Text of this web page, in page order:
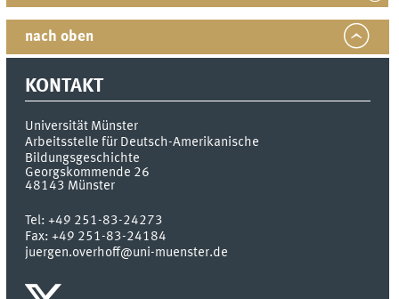
nach oben
KONTAKT
Universität Münster
Arbeitsstelle für Deutsch-Amerikanische
Bildungsgeschichte
Georgskommende 26
48143 Münster
Tel:+49 251-83-24273
Fax:+49 251-83-24184
juergen.overhoff@uni-muenster.de